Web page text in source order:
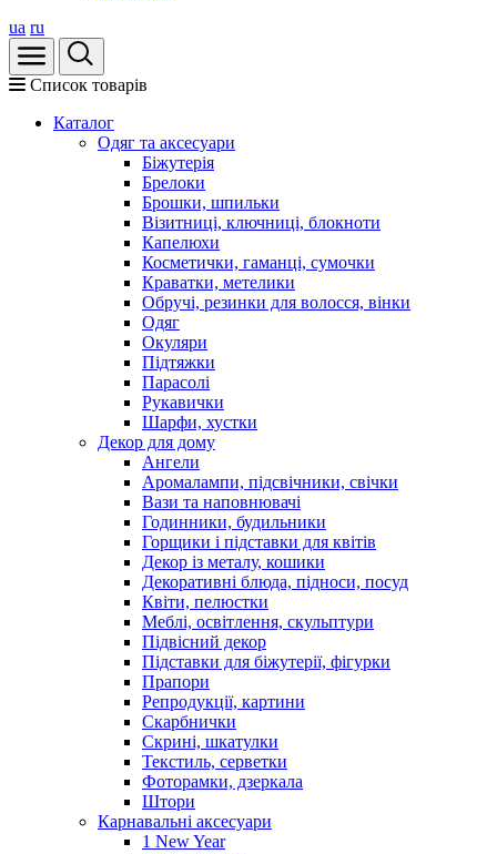
ua ru
Список товарів
Каталог
Oдяг та аксесуари
Біжутерія
Брелоки
Брошки, шпильки
Візитниці, ключниці, блокноти
Капелюхи
Косметички, гаманці, сумочки
Краватки, метелики
Обручі, резинки для волосся, вінки
Одяг
Окуляри
Підтяжки
Парасолі
Рукавички
Шарфи, хустки
Декор для дому
Ангели
Аромалампи, підсвічники, свічки
Вази та наповнювачі
Годинники, будильники
Горщики і підставки для квітів
Декор із металу, кошики
Декоративні блюда, підноси, посуд
Квіти, пелюстки
Меблі, освітлення, скульптури
Підвісний декор
Підставки для біжутерії, фігурки
Прапори
Репродукції, картини
Скарбнички
Скрині, шкатулки
Текстиль, серветки
Фоторамки, дзеркала
Штори
Карнавальні аксесуари
1 New Year